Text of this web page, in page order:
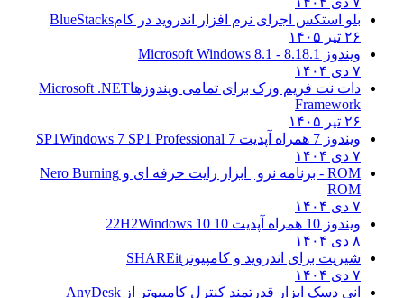
بلو استکس اجرای نرم افزار اندروید در کامBlueStacks
۲۶ تیر ۱۴۰۵
ویندوز 8.1
8.1 - Microsoft Windows 8.1
۷ دی ۱۴۰۴
دات نت فریم ورک برای تمامی ویندوزهاMicrosoft .NET
Framework
۲۶ تیر ۱۴۰۵
ویندوز 7 همراه آپدیت 7 SP1
Windows 7 SP1 Professional
۷ دی ۱۴۰۴
ROM - برنامه نرو | ابزار رایت حرفه ای و
Nero Burning
ROM
۷ دی ۱۴۰۴
ویندوز 10 همراه آپدیت 10 22H2
Windows 10
۸ دی ۱۴۰۴
شیریت برای اندروید و کامپیوتر SHAREit
۷ دی ۱۴۰۴
انی دسک ابزار قدرتمند کنترل کامپیوتر از AnyDesk